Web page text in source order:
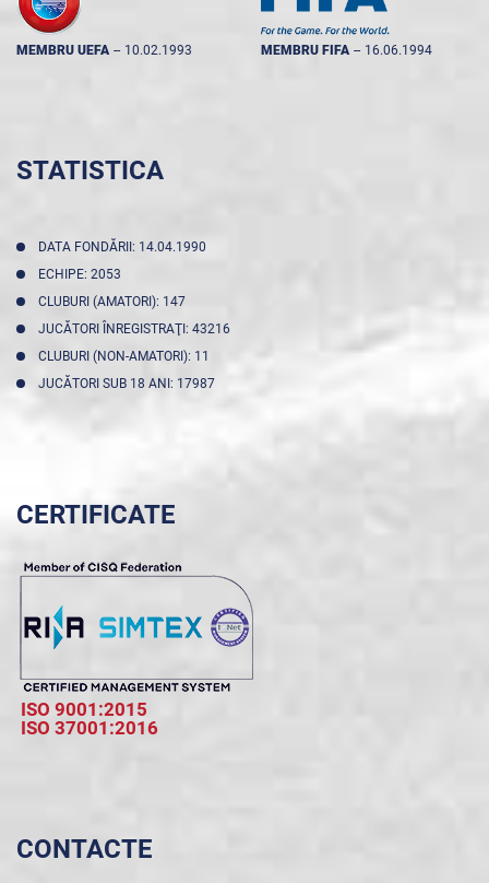
MEMBRU UEFA -- 10.02.1993 MEMBRU FIFA -- 16.06.1994
STATISTICA
DATA FONDĂRII: 14.04.1990
ECHIPE: 2053
CLUBURI (AMATORI): 147
JUCĂTORI ÎNREGISTRAŢI: 43216
CLUBURI (NON-AMATORI): 11
JUCĂTORI SUB 18 ANI: 17987
CERTIFICATE
ISO 9001:2015
ISO 37001:2016
CONTACTE